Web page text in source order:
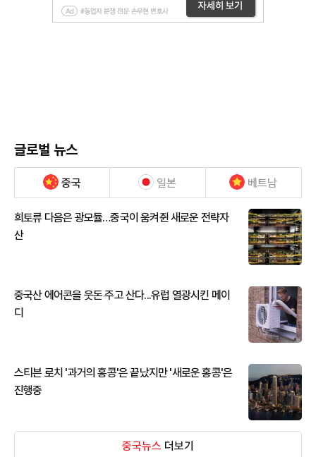
글로벌 뉴스
중국 일본 베트남
희토류 다음은 광모듈…중국이 움켜쥔 새로운 전략자
산
중국산 에어콘을 웃돈 주고 산다...유럽 열광시킨 메이
디
스티븐 로치 '과거의 홍콩'은 끝났지만 '새로운 홍콩'은
진행중
중국뉴스 더보기